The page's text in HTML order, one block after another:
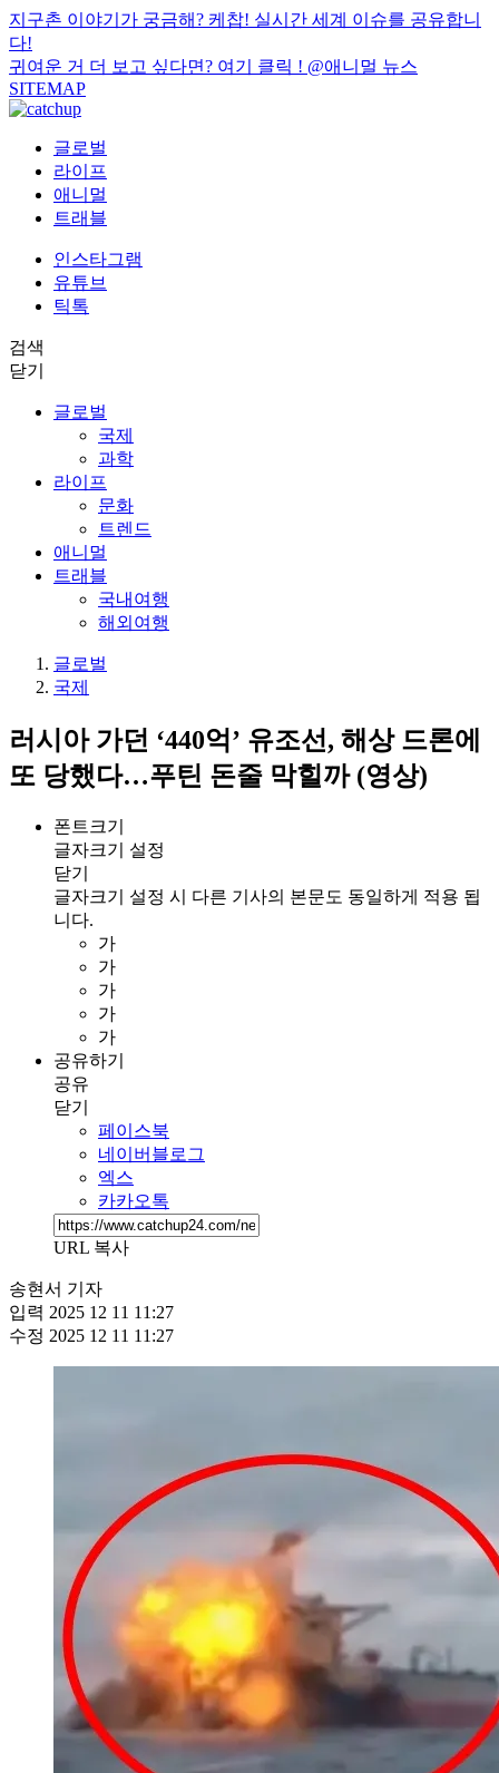
지구촌 이야기가 궁금해? 케찹! 실시간 세계 이슈를 공유합니
다!
귀여운 거 더 보고 싶다면? 여기 클릭 ! @애니멀 뉴스
SITEMAP
글로벌
라이프
애니멀
트래블
인스타그램
유튜브
틱톡
검색
닫기
글로벌
국제
과학
라이프
문화
트렌드
애니멀
트래블
국내여행
해외여행
글로벌
국제
러시아 가던 ‘440억’ 유조선, 해상 드론에
또 당했다…푸틴 돈줄 막힐까 (영상)
폰트크기
글자크기 설정
닫기
글자크기 설정 시 다른 기사의 본문도 동일하게 적용 됩
니다.
가
가
가
가
가
공유하기
공유
닫기
페이스북
네이버블로그
엑스
카카오톡
URL 복사
송현서 기자
입력 2025 12 11 11:27
수정 2025 12 11 11:27